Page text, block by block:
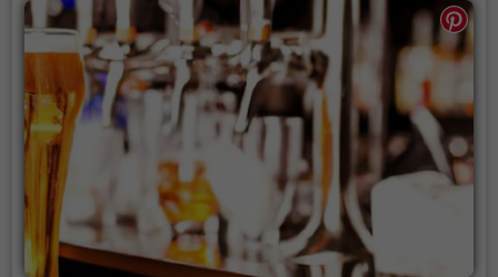
Die Bar Ü30 Pub ist der perfekte Ort, um den
Feierabend oder das Wochenende zu genießen.